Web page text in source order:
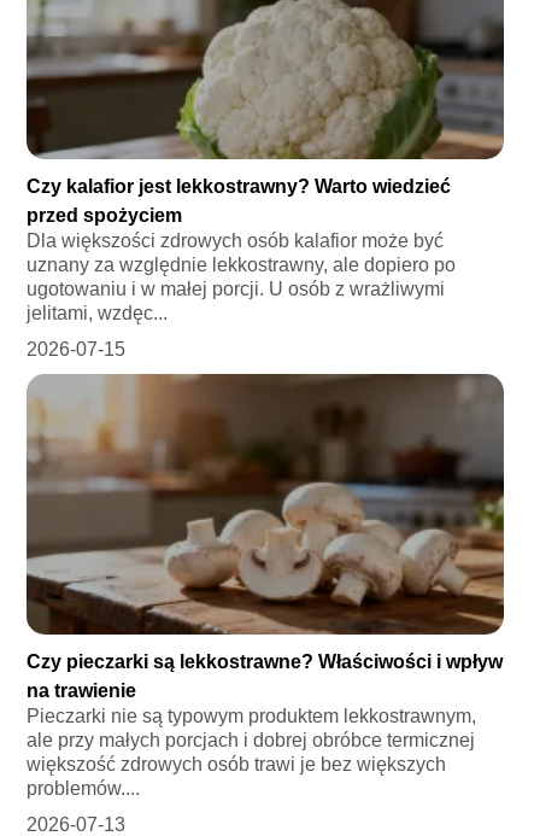
Czy kalafior jest lekkostrawny? Warto wiedzieć
przed spożyciem
Dla większości zdrowych osób kalafior może być
uznany za względnie lekkostrawny, ale dopiero po
ugotowaniu i w małej porcji. U osób z wrażliwymi
jelitami, wzdęc...
2026-07-15
Czy pieczarki są lekkostrawne? Właściwości i wpływ
na trawienie
Pieczarki nie są typowym produktem lekkostrawnym,
ale przy małych porcjach i dobrej obróbce termicznej
większość zdrowych osób trawi je bez większych
problemów....
2026-07-13